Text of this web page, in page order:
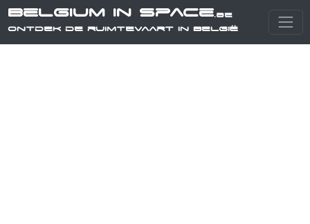
Belgium in Space.be
Ontdek de ruimtevaart in België